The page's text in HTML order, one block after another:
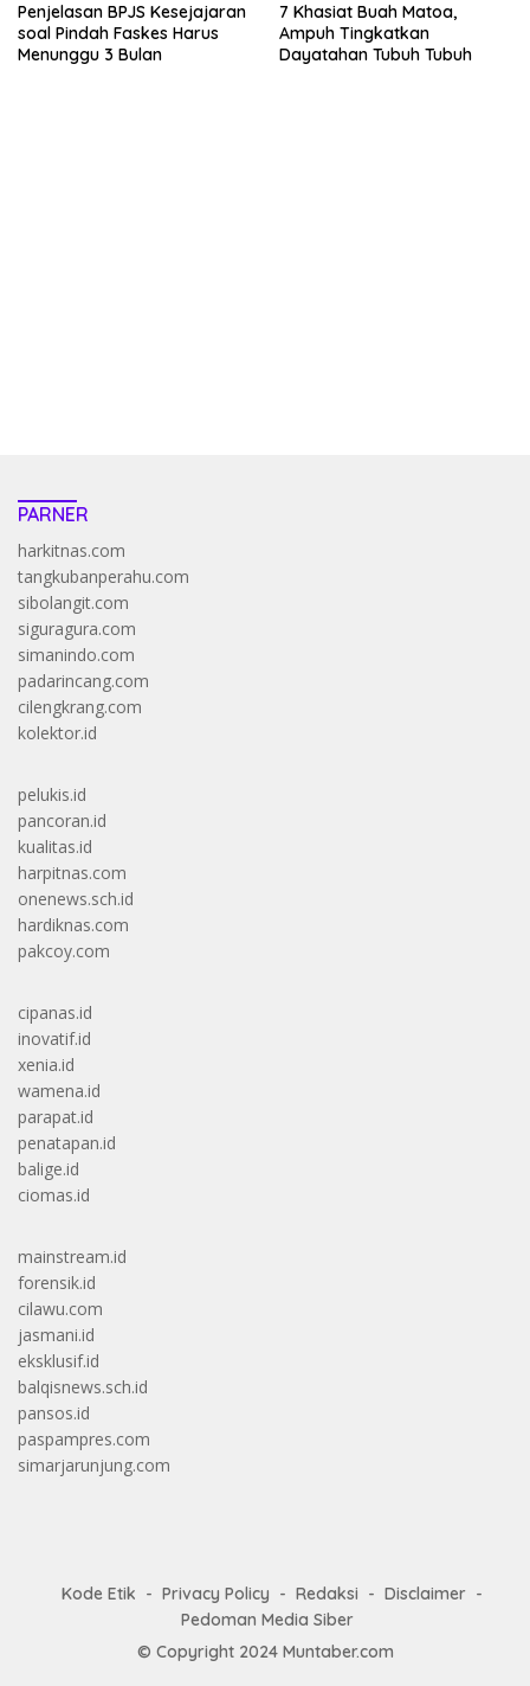
Penjelasan BPJS Kesejajaran
soal Pindah Faskes Harus
Menunggu 3 Bulan
7 Khasiat Buah Matoa,
Ampuh Tingkatkan
Dayatahan Tubuh Tubuh
PARNER
harkitnas.com
tangkubanperahu.com
sibolangit.com
siguragura.com
simanindo.com
padarincang.com
cilengkrang.com
kolektor.id
pelukis.id
pancoran.id
kualitas.id
harpitnas.com
onenews.sch.id
hardiknas.com
pakcoy.com
cipanas.id
inovatif.id
xenia.id
wamena.id
parapat.id
penatapan.id
balige.id
ciomas.id
mainstream.id
forensik.id
cilawu.com
jasmani.id
eksklusif.id
balqisnews.sch.id
pansos.id
paspampres.com
simarjarunjung.com
Kode Etik Privacy Policy Redaksi
Disclaimer
Pedoman Media Siber
© Copyright 2024 Muntaber.com